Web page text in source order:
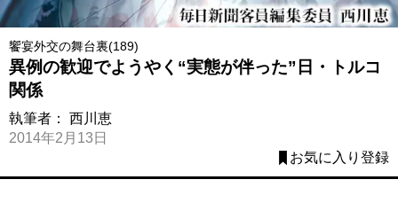
饗宴外交の舞台裏(189)
異例の歓迎でようやく“実態が伴った”日・トルコ
関係
執筆者： 西川恵
2014年2月13日
お気に入り登録